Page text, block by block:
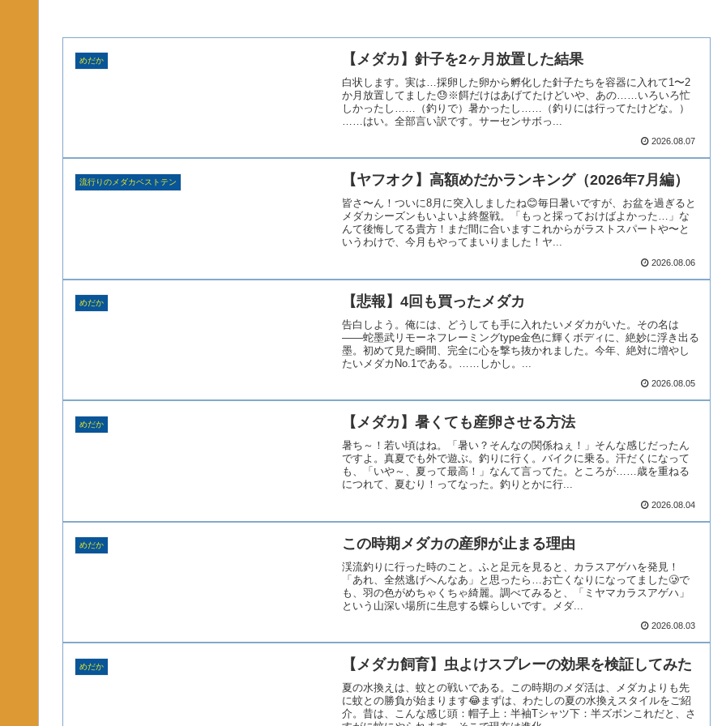
めだか 【メダカ】針子を2ヶ月放置した結果
白状します。実は…採卵した卵から孵化した針子たちを容器に入れて1〜2
か月放置してました😓※餌だけはあげてたけどいや、あの……いろいろ忙
しかったし……（釣りで）暑かったし……（釣りには行ってたけどな。）
……はい。全部言い訳です。サーセンサボっ...
2026.08.07
流行りのメダカベストテン 【ヤフオク】高額めだかランキング（2026年7月編）
皆さ〜ん！ついに8月に突入しましたね😊毎日暑いですが、お盆を過ぎると
メダカシーズンもいよいよ終盤戦。「もっと採っておけばよかった…」な
んて後悔してる貴方！まだ間に合いますこれからがラストスパートや〜と
いうわけで、今月もやってまいりました！ヤ...
2026.08.06
めだか 【悲報】4回も買ったメダカ
告白しよう。俺には、どうしても手に入れたいメダカがいた。その名は
――蛇墨武リモーネフレーミングtype金色に輝くボディに、絶妙に浮き出る
墨。初めて見た瞬間、完全に心を撃ち抜かれました。今年、絶対に増やし
たいメダカNo.1である。……しかし。...
2026.08.05
めだか 【メダカ】暑くても産卵させる方法
暑ち～！若い頃はね。「暑い？そんなの関係ねぇ！」そんな感じだったん
ですよ。真夏でも外で遊ぶ。釣りに行く。バイクに乗る。汗だくになって
も、「いや～、夏って最高！」なんて言ってた。ところが……歳を重ねる
につれて、夏むり！ってなった。釣りとかに行...
2026.08.04
めだか この時期メダカの産卵が止まる理由
渓流釣りに行った時のこと。ふと足元を見ると、カラスアゲハを発見！
「あれ、全然逃げへんなあ」と思ったら…お亡くなりになってました🥲で
も、羽の色がめちゃくちゃ綺麗。調べてみると、「ミヤマカラスアゲハ」
という山深い場所に生息する蝶らしいです。メダ...
2026.08.03
めだか 【メダカ飼育】虫よけスプレーの効果を検証してみた
夏の水換えは、蚊との戦いである。この時期のメダ活は、メダカよりも先
に蚊との勝負が始まります😂まずは、わたしの夏の水換えスタイルをご紹
介。昔は、こんな感じ頭：帽子上：半袖Tシャツ下：半ズボンこれだと、さ